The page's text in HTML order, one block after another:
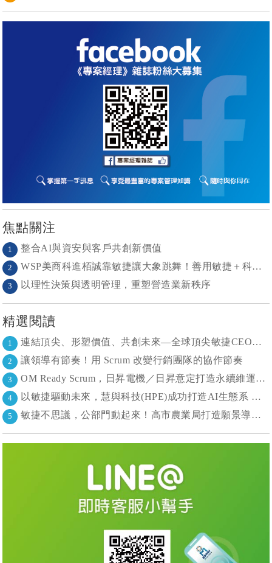
焦點關注
1 整合AI與資安與客戶共創新價值
2 WSP美商科進栢誠靠敏捷讓大象跳舞！善用敏捷＋科技力， 大型工程也能快速迭代
3 以理性決策與透明管理，重塑營造業新秩序
精選閱讀
1 連結頂尖、形塑價值、共創未來—全球頂尖敏捷CEO聯誼會成立
2 讓領導有節奏！用 Scrum 改變行銷團隊的協作節奏
3 OM Ready Scrum，日昇電機／日昇意定打造永續維運新典範
4 以敏捷驅動未來，慧與科技(HPE)成功打造AI生態系 大型敏捷(LeSS)海納百川，讓複雜變簡單
5 敏捷不思議，公部門動起來！高市農業局打造願景導向的社區敏捷自組織